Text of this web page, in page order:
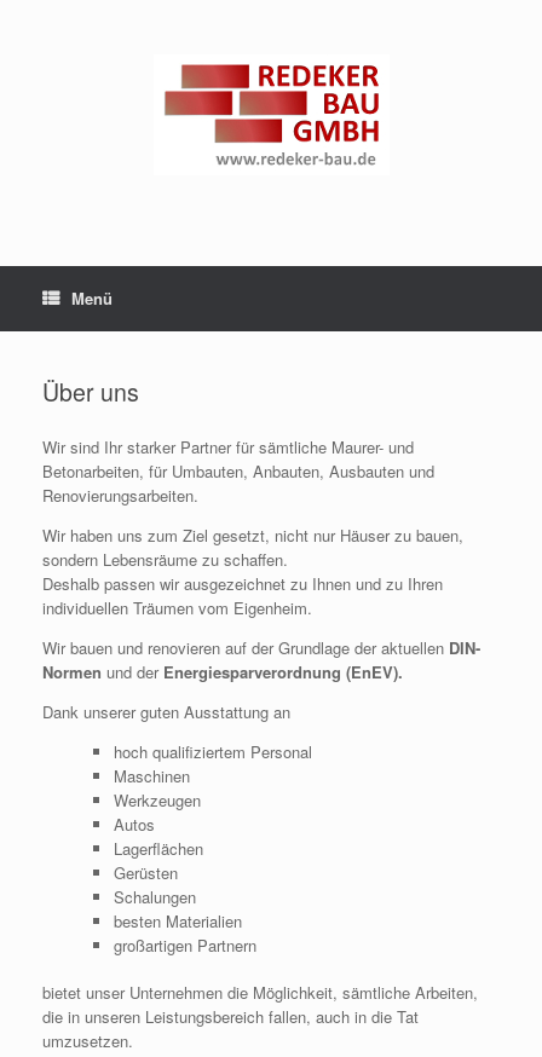
Menü
Über uns
Wir sind Ihr starker Partner für sämtliche Maurer- und
Betonarbeiten, für Umbauten, Anbauten, Ausbauten und
Renovierungsarbeiten.
Wir haben uns zum Ziel gesetzt, nicht nur Häuser zu bauen,
sondern Lebensräume zu schaffen.
Deshalb passen wir ausgezeichnet zu Ihnen und zu Ihren
individuellen Träumen vom Eigenheim.
Wir bauen und renovieren auf der Grundlage der aktuellen DIN-
Normen und der Energiesparverordnung (EnEV).
Dank unserer guten Ausstattung an
hoch qualifiziertem Personal
Maschinen
Werkzeugen
Autos
Lagerflächen
Gerüsten
Schalungen
besten Materialien
großartigen Partnern
bietet unser Unternehmen die Möglichkeit, sämtliche Arbeiten,
die in unseren Leistungsbereich fallen, auch in die Tat
umzusetzen.